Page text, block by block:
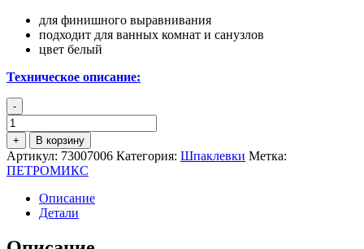
для финишного выравнивания
подходит для ванных комнат и санузлов
цвет белый
Техническое описание:
-
Количество
товара
ПЕТРОМИКС
FP-
04
Шпатлевка
финишная
+ В корзину
Артикул: 73007006 Категория: Шпаклевки Метка:
ПЕТРОМИКС
Описание
Детали